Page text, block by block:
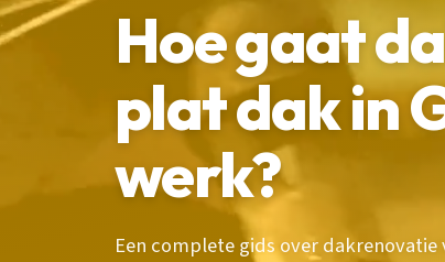
Hoe gaat
plat dak in
werk?
Een complete gids over